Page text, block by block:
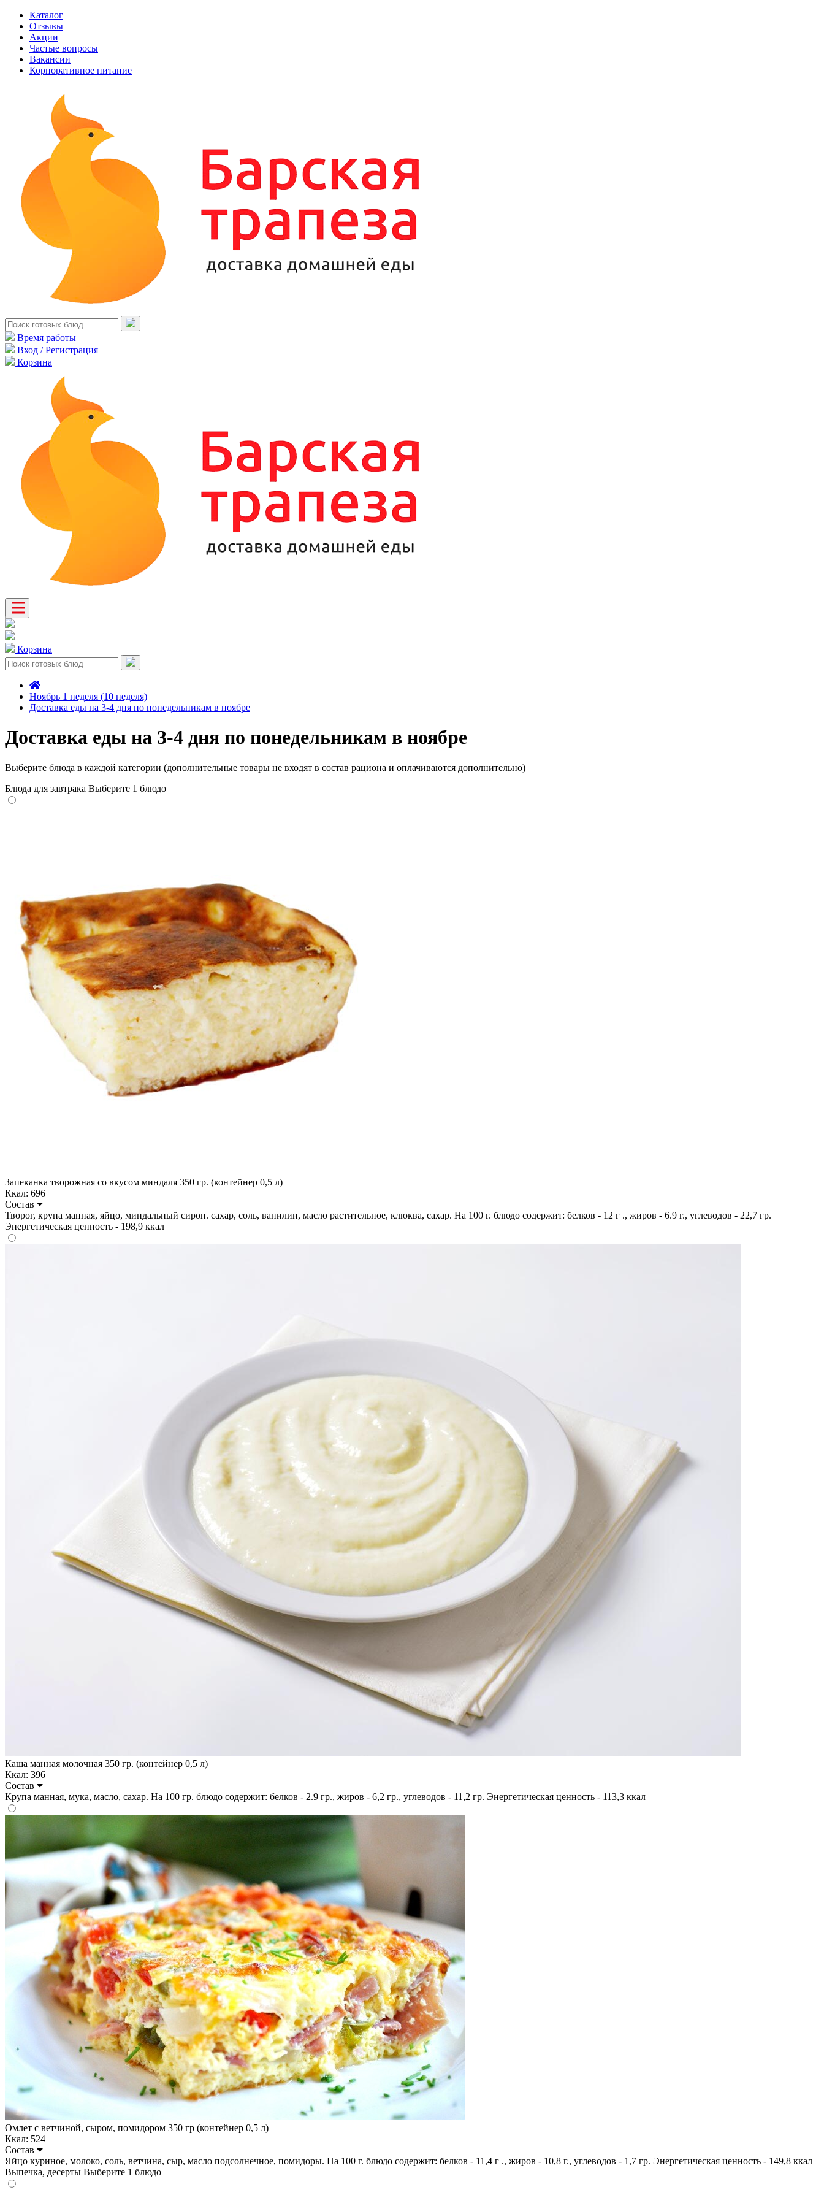
Каталог
Отзывы
Акции
Частые вопросы
Вакансии
Корпоративное питание
Время работы
Вход / Регистрация
Корзина
Корзина
Ноябрь 1 неделя (10 неделя)
Доставка еды на 3-4 дня по понедельникам в ноябре
Доставка еды на 3-4 дня по понедельникам в ноябре
Выберите блюда в каждой категории (дополнительные товары не входят в состав рациона и оплачиваются дополнительно)
Блюда для завтрака Выберите 1 блюдо
Запеканка творожная со вкусом миндаля 350 гр. (контейнер 0,5 л)
Ккал: 696
Состав
Творог, крупа манная, яйцо, миндальный сироп. сахар, соль, ванилин, масло растительное, клюква, сахар. На 100 г. блюдо содержит: белков - 12 г ., жиров - 6.9 г., углеводов - 22,7 гр.
Энергетическая ценность - 198,9 ккал
Каша манная молочная 350 гр. (контейнер 0,5 л)
Ккал: 396
Состав
Крупа манная, мука, масло, сахар. На 100 гр. блюдо содержит: белков - 2.9 гр., жиров - 6,2 гр., углеводов - 11,2 гр. Энергетическая ценность - 113,3 ккал
Омлет с ветчиной, сыром, помидором 350 гр (контейнер 0,5 л)
Ккал: 524
Состав
Яйцо куриное, молоко, соль, ветчина, сыр, масло подсолнечное, помидоры. На 100 г. блюдо содержит: белков - 11,4 г ., жиров - 10,8 г., углеводов - 1,7 гр. Энергетическая ценность - 149,8 ккал
Выпечка, десерты Выберите 1 блюдо